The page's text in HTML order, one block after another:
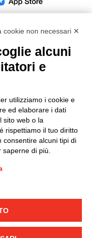
-Modifica preferenze
controllo – D. lgs.
DKC Europe
Power Solutions
cookie non necessari ✕
alcuni
e
utilizziamo i cookie e
ed elaborare i dati
sito web o la
rispettiamo il tuo diritto
consentire alcuni tipi di
di più.